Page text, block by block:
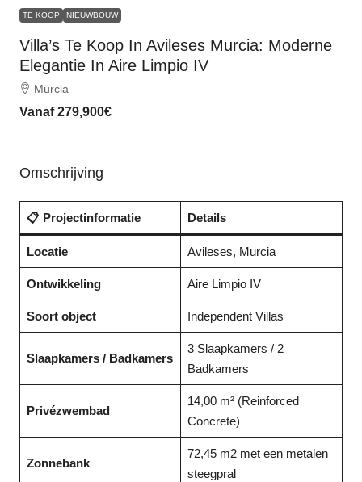
TE KOOP NIEUWBOUW
Villa’s Te Koop In Avileses Murcia: Moderne
Elegantie In Aire Limpio IV
Murcia
Vanaf279,900€
Omschrijving
📋 Projectinformatie Details
Locatie Avileses, Murcia
Ontwikkeling Aire Limpio IV
Soort object Independent Villas
Slaapkamers / Badkamers
3 Slaapkamers / 2
Badkamers
Privézwembad
14,00 m² (Reinforced
Concrete)
Zonnebank
72,45 m2 met een metalen
steegpral